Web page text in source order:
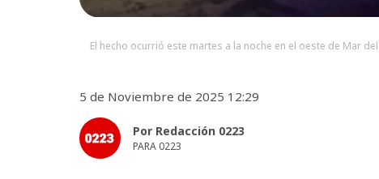
El hecho ocurrió este martes a la noche en el oeste de Mar del
5 de Noviembre de 2025 12:29
Por Redacción 0223
PARA 0223